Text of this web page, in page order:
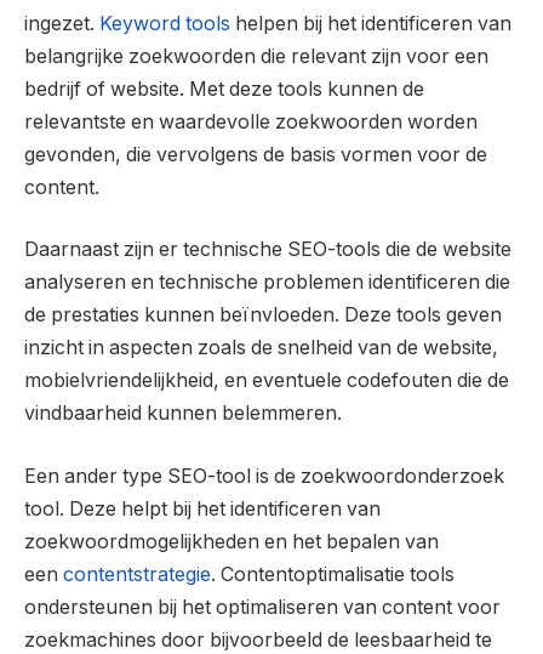
ingezet. Keyword tools helpen bij het identificeren van
belangrijke zoekwoorden die relevant zijn voor een
bedrijf of website. Met deze tools kunnen de
relevantste en waardevolle zoekwoorden worden
gevonden, die vervolgens de basis vormen voor de
content.
Daarnaast zijn er technische SEO-tools die de website
analyseren en technische problemen identificeren die
de prestaties kunnen beïnvloeden. Deze tools geven
inzicht in aspecten zoals de snelheid van de website,
mobielvriendelijkheid, en eventuele codefouten die de
vindbaarheid kunnen belemmeren.
Een ander type SEO-tool is de zoekwoordonderzoek
tool. Deze helpt bij het identificeren van
zoekwoordmogelijkheden en het bepalen van
een contentstrategie. Contentoptimalisatie tools
ondersteunen bij het optimaliseren van content voor
zoekmachines door bijvoorbeeld de leesbaarheid te